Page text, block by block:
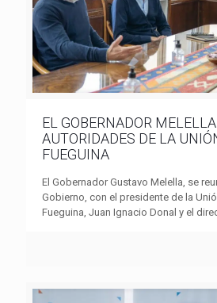
EL GOBERNADOR
AUTORIDADES DE LA
FUEGUINA
El Gobernador Gustavo Melella, se
Gobierno, con el presidente de la
Fueguina, Juan Ignacio Donal y el